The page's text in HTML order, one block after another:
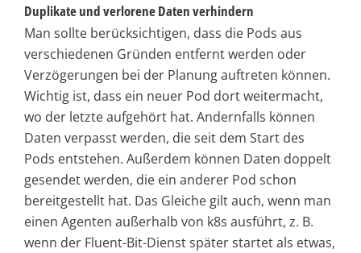
Duplikate und verlorene Daten verhindern
Man sollte berücksichtigen, dass die Pods aus
verschiedenen Gründen entfernt werden oder
Verzögerungen bei der Planung auftreten können.
Wichtig ist, dass ein neuer Pod dort weitermacht,
wo der letzte aufgehört hat. Andernfalls können
Daten verpasst werden, die seit dem Start des
Pods entstehen. Außerdem können Daten doppelt
gesendet werden, die ein anderer Pod schon
bereitgestellt hat. Das Gleiche gilt auch, wenn man
einen Agenten außerhalb von k8s ausführt, z. B.
wenn der Fluent-Bit-Dienst später startet als etwas,